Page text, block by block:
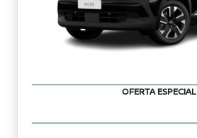
OFERTA ESPECIAL